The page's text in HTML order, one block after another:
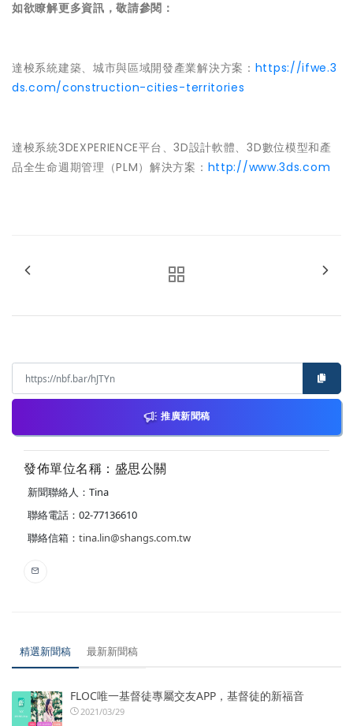
如欲瞭解更多資訊，敬請參閱：
達梭系統建築、城市與區域開發產業解決方案： https://ifwe.3
ds.com/construction-cities-territories
達梭系統3DEXPERIENCE平台、3D設計軟體、3D數位模型和產
品全生命週期管理（PLM）解決方案： http://www.3ds.com
推廣新聞稿
發佈單位名稱：盛思公關
新聞聯絡人：Tina
聯絡電話：02-77136610
聯絡信箱： tina.lin@shangs.com.tw
精選新聞稿 最新新聞稿
FLOC唯一基督徒專屬交友APP，基督徒的新福音
2021/03/29